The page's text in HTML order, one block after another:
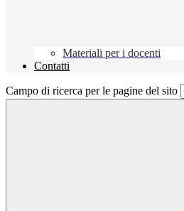
Materiali per i docenti
Contatti
Campo di ricerca per le pagine del sito